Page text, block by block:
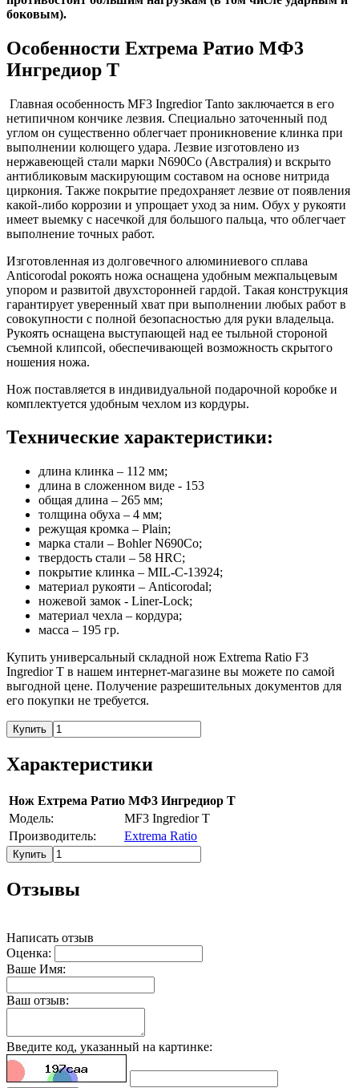
боковым).
Особенности Ехтрема Ратио МФ3
Ингредиор Т
Главная особенность MF3 Ingredior Tanto заключается в его
нетипичном кончике лезвия. Специально заточенный под
углом он существенно облегчает проникновение клинка при
выполнении колющего удара. Лезвие изготовлено из
нержавеющей стали марки N690Co (Австралия) и вскрыто
антибликовым маскирующим составом на основе нитрида
циркония. Также покрытие предохраняет лезвие от появления
какой-либо коррозии и упрощает уход за ним. Обух у рукояти
имеет выемку с насечкой для большого пальца, что облегчает
выполнение точных работ.
Изготовленная из долговечного алюминиевого сплава
Anticorodal рокоять ножа оснащена удобным межпальцевым
упором и развитой двухсторонней гардой. Такая конструкция
гарантирует уверенный хват при выполнении любых работ в
совокупности с полной безопасностью для руки владельца.
Рукоять оснащена выступающей над ее тыльной стороной
съемной клипсой, обеспечивающей возможность скрытого
ношения ножа.
Нож поставляется в индивидуальной подарочной коробке и
комплектуется удобным чехлом из кордуры.
Технические характеристики:
длина клинка – 112 мм;
длина в сложенном виде - 153
общая длина – 265 мм;
толщина обуха – 4 мм;
режущая кромка – Plain;
марка стали – Bohler N690Co;
твердость стали – 58 HRC;
покрытие клинка – MIL-C-13924;
материал рукояти – Anticorodal;
ножевой замок - Liner-Lock;
материал чехла – кордура;
масса – 195 гр.
Купить универсальный складной нож Extrema Ratio F3
Ingredior T в нашем интернет-магазине вы можете по самой
выгодной цене. Получение разрешительных документов для
его покупки не требуется.
Купить
Характеристики
Нож Ехтрема Ратио МФ3 Ингредиор Т
Модель:
MF3 Ingredior T
Производитель:
Extrema Ratio
Купить
Отзывы
Написать отзыв
Оценка:
Ваше Имя:
Ваш отзыв:
Введите код, указанный на картинке: